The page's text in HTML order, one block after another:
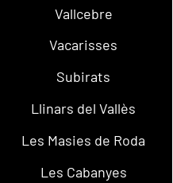
Vallcebre
Vacarisses
Subirats
Llinars del Vallès
Les Masies de Roda
Les Cabanyes